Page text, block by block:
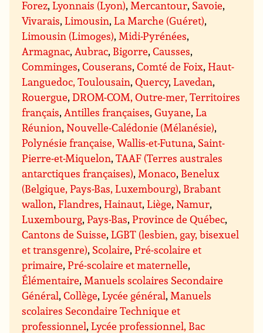
Forez,Lyonnais (Lyon), Mercantour, Savoie,
Vivarais,Limousin,La Marche (Guéret),
Limousin (Limoges), Midi-Pyrénées,
Armagnac, Aubrac, Bigorre,Causses,
Comminges,Couserans,Comté de Foix,Haut-
Languedoc, Toulousain,Quercy,Lavedan,
Rouergue,DROM-COM, Outre-mer, Territoires
français, Antilles françaises,Guyane,La
Réunion,Nouvelle-Calédonie (Mélanésie),
Polynésie française, Wallis-et-Futuna, Saint-
Pierre-et-Miquelon,TAAF (Terres australes
antarctiques françaises), Monaco, Benelux
(Belgique, Pays-Bas, Luxembourg), Brabant
wallon,Flandres,Hainaut,Liège,Namur,
Luxembourg,Pays-Bas,Province de Québec,
Cantons de Suisse,LGBT (lesbien, gay, bisexuel
et transgenre), Scolaire,Pré-scolaire et
primaire,Pré-scolaire et maternelle,
Élémentaire, Manuels scolaires Secondaire
Général,Collège,Lycée général, Manuels
scolaires Secondaire Technique et
professionnel,Lycée professionnel, Bac